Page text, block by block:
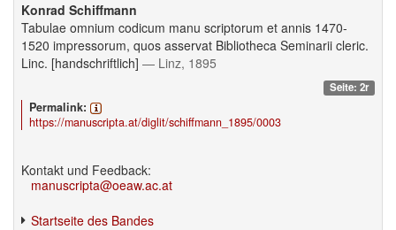
Konrad Schiffmann
Tabulae omnium codicum manu scriptorum et annis 1470-
1520 impressorum, quos asservat Bibliotheca Seminarii cleric.
Linc. [handschriftlich] — Linz, 1895
Seite: 2r
Permalink:
https://manuscripta.at/diglit/schiffmann_1895/0003
Kontakt und Feedback:
manuscripta@oeaw.ac.at
Startseite des Bandes